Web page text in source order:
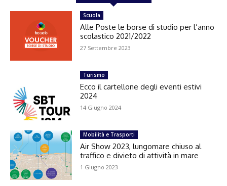
Scuola
Alle Poste le borse di studio per l’anno
scolastico 2021/2022
27 Settembre 2023
Turismo
Ecco il cartellone degli eventi estivi
2024
14 Giugno 2024
Mobilità e Trasporti
Air Show 2023, lungomare chiuso al
traffico e divieto di attività in mare
1 Giugno 2023